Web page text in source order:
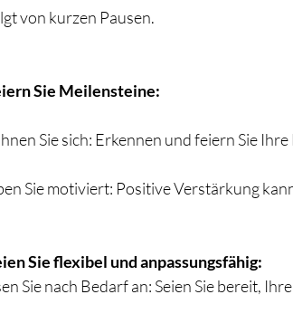
von kurzen Pausen.
Sie Meilensteine:
Sie sich: Erkennen und feiern Sie
Sie motiviert: Positive Verstärkung
Sie flexibel und anpassungsfähig:
Sie nach Bedarf an: Seien Sie bereit,